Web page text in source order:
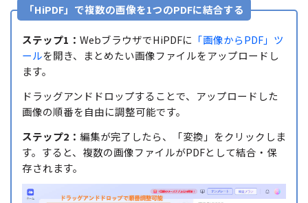
「HiPDF」で複数の画像を1つのPDFに結合する
ステップ1： WebブラウザでHiPDFに 「画像からPDF」ツ
ールを開き、まとめたい画像ファイルをアップロードし
ます。
ドラッグアンドドロップすることで、アップロードした
画像の順番を自由に調整可能です。
ステップ2： 編集が完了したら、「変換」をクリックしま
す。すると、複数の画像ファイルがPDFとして結合・保
存されます。